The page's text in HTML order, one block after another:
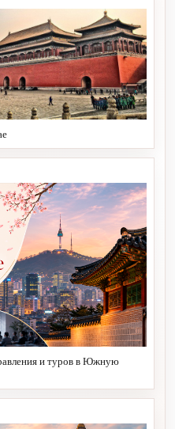
и туров в Южную